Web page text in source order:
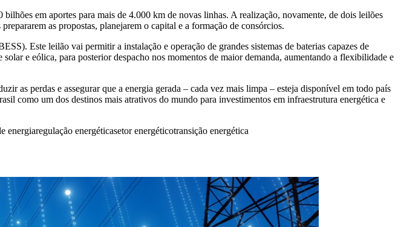
em aportes para mais de 4.000 km de novas linhas. A realização, novamente, de dois leilões
as propostas, planejarem o capital e a formação de consórcios.
Este leilão vai permitir a instalação e operação de grandes sistemas de baterias capazes de
e eólica, para posterior despacho nos momentos de maior demanda, aumentando a flexibilidade e
as perdas e assegurar que a energia gerada – cada vez mais limpa – esteja disponível em todo país
como um dos destinos mais atrativos do mundo para investimentos em infraestrutura energética e
energiaregulação energéticasetor energéticotransição energética